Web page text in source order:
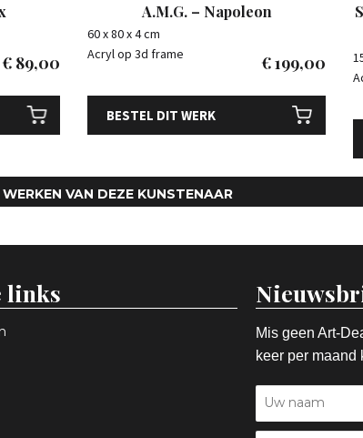
€ 89,00
A.M.G. – Napoleon
60 x 80 x 4 cm
Acryl op 3d frame
€199,00
BESTEL DIT WERK
VAN DEZE KUNSTENAAR
links
Mis geen Art-
keer per maand